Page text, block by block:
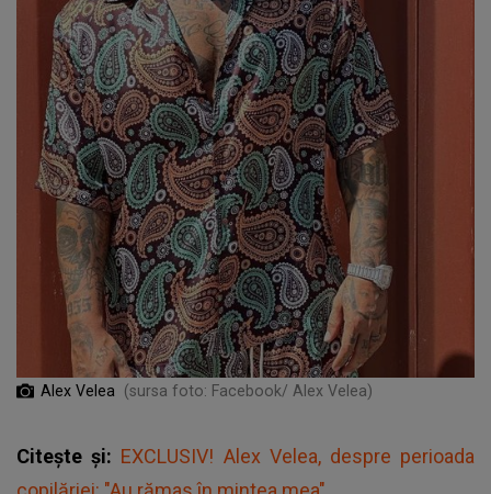
Alex Velea (sursa foto: Facebook/ Alex Velea)
Citește și: EXCLUSIV! Alex Velea, despre perioada